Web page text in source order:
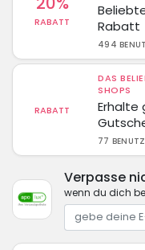
RABATT
Rabatt
494
RABATT
DAS
SHOPS
Erhalte
77
Verpasse
wenn du dich